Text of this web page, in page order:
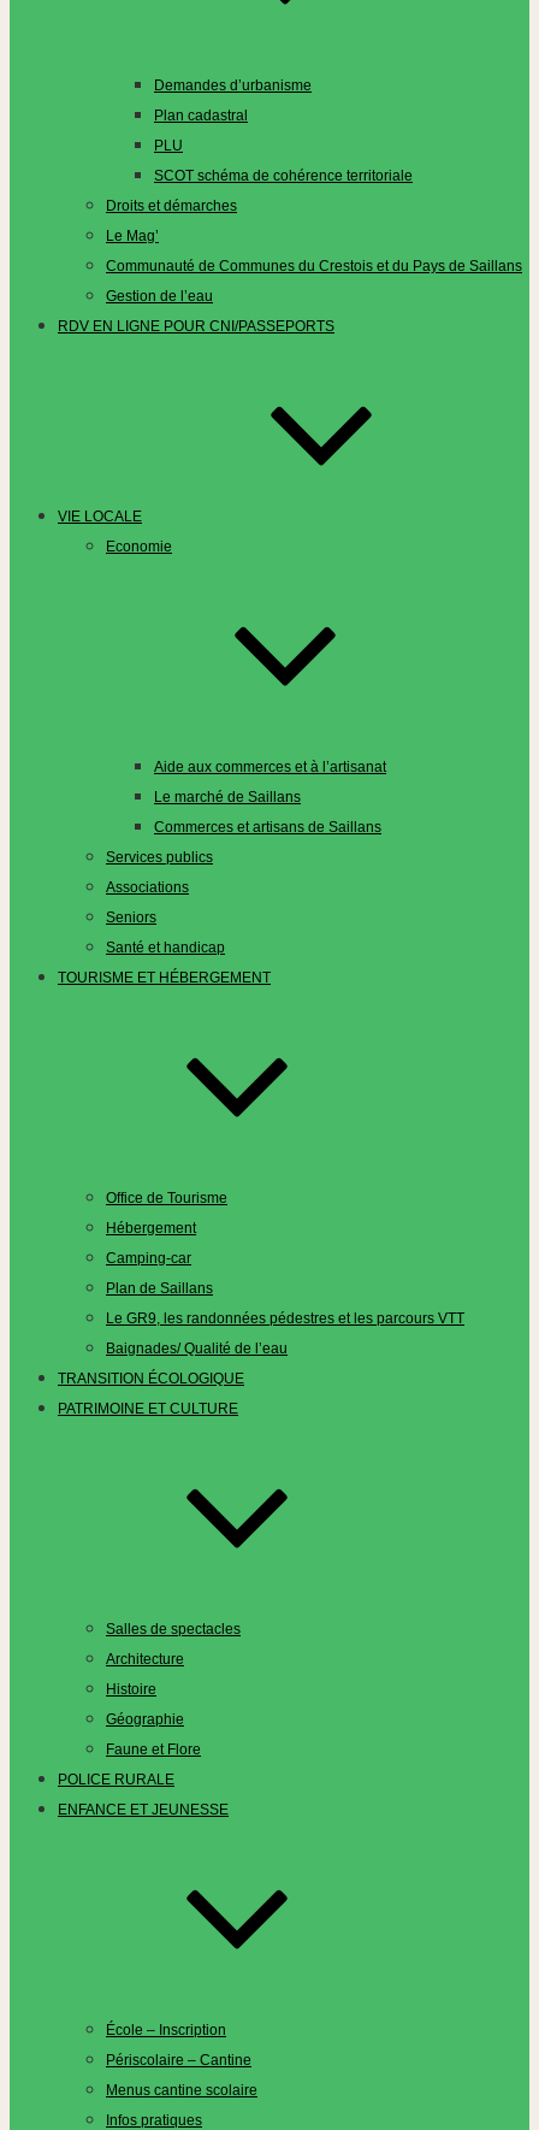
Demandes d’urbanisme
Plan cadastral
PLU
SCOT schéma de cohérence territoriale
Droits et démarches
Le Mag’
Communauté de Communes du Crestois et du Pays de Saillans
Gestion de l’eau
RDV EN LIGNE POUR CNI/PASSEPORTS
VIE LOCALE
Economie
Aide aux commerces et à l’artisanat
Le marché de Saillans
Commerces et artisans de Saillans
Services publics
Associations
Seniors
Santé et handicap
TOURISME ET HÉBERGEMENT
Office de Tourisme
Hébergement
Camping-car
Plan de Saillans
Le GR9, les randonnées pédestres et les parcours VTT
Baignades/ Qualité de l’eau
TRANSITION ÉCOLOGIQUE
PATRIMOINE ET CULTURE
Salles de spectacles
Architecture
Histoire
Géographie
Faune et Flore
POLICE RURALE
ENFANCE ET JEUNESSE
École – Inscription
Périscolaire – Cantine
Menus cantine scolaire
Infos pratiques